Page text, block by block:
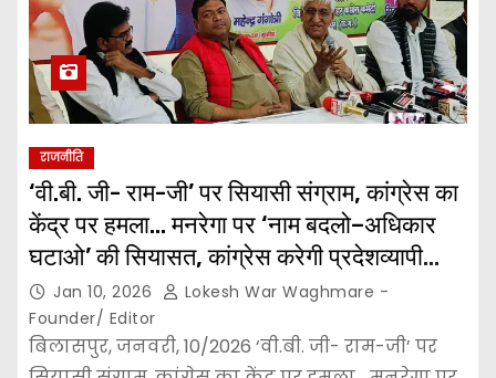
राजनीति
‘वी.बी. जी- राम-जी’ पर सियासी संग्राम, कांग्रेस का
केंद्र पर हमला… मनरेगा पर ‘नाम बदलो–अधिकार
घटाओ’ की सियासत, कांग्रेस करेगी प्रदेशव्यापी
आंदोलन…
Jan 10, 2026
Lokesh War Waghmare -
Founder/ Editor
बिलासपुर, जनवरी, 10/2026 ‘वी.बी. जी- राम-जी’ पर